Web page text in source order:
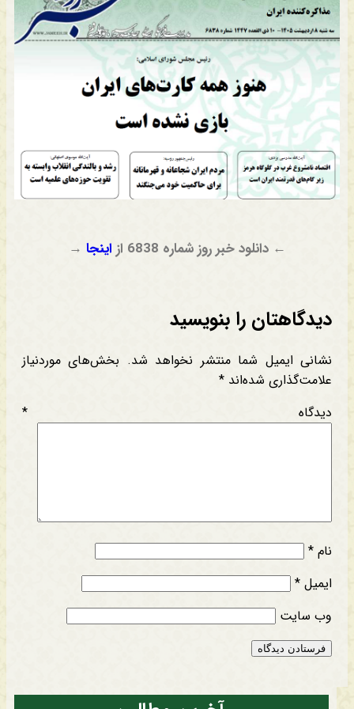
← دانلود خبر روز شماره 6838 از اینجا →
دیدگاهتان را بنویسید
نشانی ایمیل شما منتشر نخواهد شد. بخش‌های موردنیاز
علامت‌گذاری شده‌اند *
دیدگاه *
نام *
ایمیل *
وب‌ سایت